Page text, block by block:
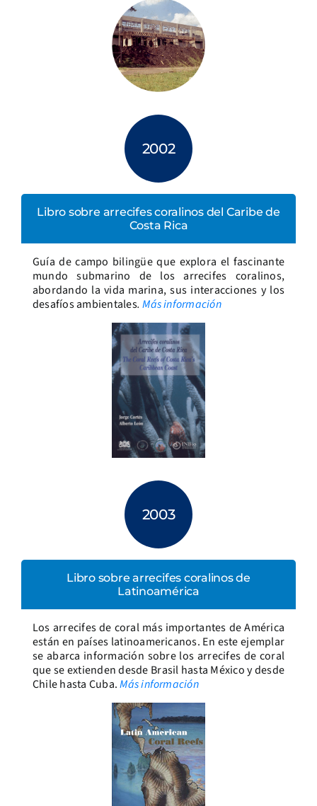
2002
Libro sobre arrecifes coralinos del Caribe de
Costa Rica
Guía de campo bilingüe que explora el fascinante
mundo submarino de los arrecifes coralinos,
abordando la vida marina, sus interacciones y los
desafíos ambientales.Más información
2003
Libro sobre arrecifes coralinos de
Latinoamérica
Los arrecifes de coral más importantes de América
están en países latinoamericanos. En este ejemplar
se abarca información sobre los arrecifes de coral
que se extienden desde Brasil hasta México y desde
Chile hasta Cuba.Más información